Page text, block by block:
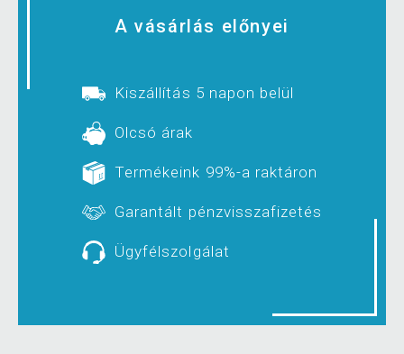
A vásárlás előnyei
Kiszállítás 5 napon belül
Olcsó árak
Termékeink 99%-a raktáron
Garantált pénzvisszafizetés
Ügyfélszolgálat